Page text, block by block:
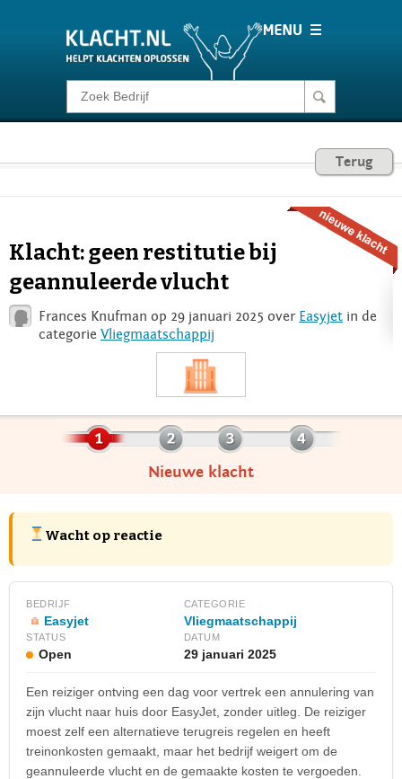
Klacht melden
Consumentenrecht
Voor Bedrijven
Login
Terug
Klacht: geen restitutie bij
geannuleerde vlucht
Frances Knufman op 29 januari 2025 over Easyjet in de
categorie Vliegmaatschappij
Nieuwe klacht
Wacht op reactie
BEDRIJF
Easyjet
CATEGORIE
Vliegmaatschappij
STATUS
Open
DATUM
29 januari 2025
Een reiziger ontving een dag voor vertrek een annulering van
zijn vlucht naar huis door EasyJet, zonder uitleg. De reiziger
moest zelf een alternatieve terugreis regelen en heeft
treinonkosten gemaakt, maar het bedrijf weigert om de
geannuleerde vlucht en de gemaakte kosten te vergoeden.